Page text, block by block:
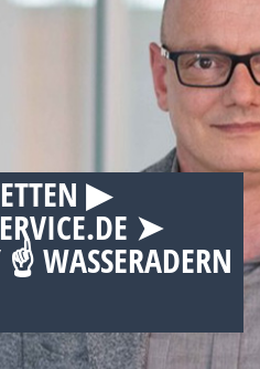
▶︎
➤
WASSERADERN